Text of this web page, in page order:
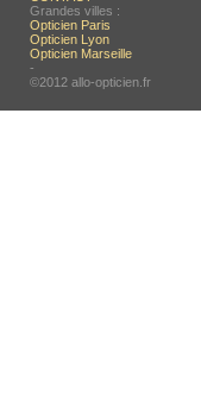
Grandes villes :
Opticien Paris
Opticien Lyon
Opticien Marseille
-
©2012 allo-opticien.fr